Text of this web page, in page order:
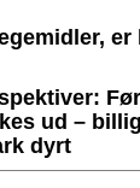
er
ud –
dyrt